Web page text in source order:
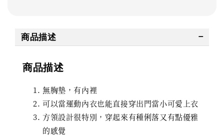
商品描述
商品描述
無胸墊，有內裡
可以當運動內衣也能直接穿出門當小可愛上衣
方領設計很特別，穿起來有種俐落又有點優雅
的感覺